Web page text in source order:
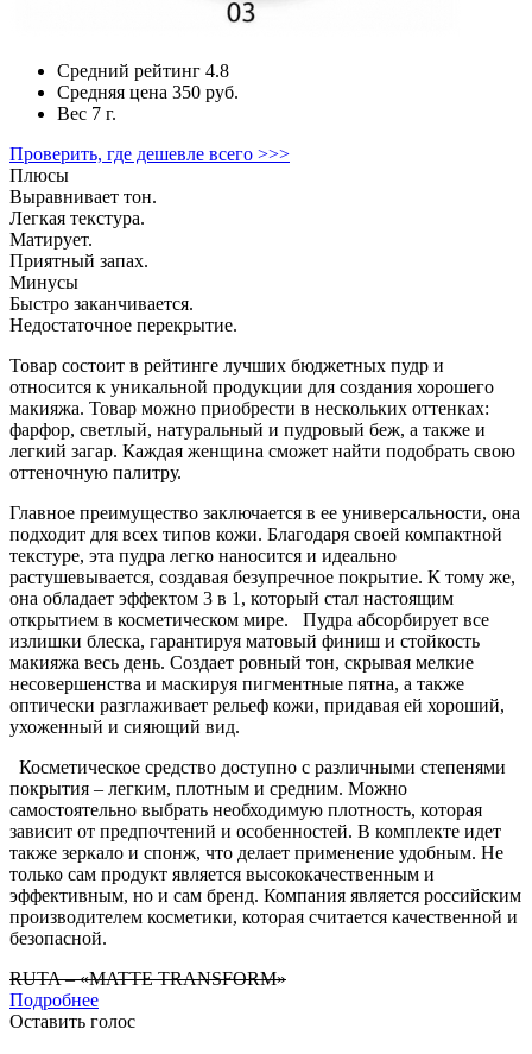
Средний рейтинг 4.8
Средняя цена 350 руб.
Вес 7 г.
Проверить, где дешевле всего >>>
Плюсы
Выравнивает тон.
Легкая текстура.
Матирует.
Приятный запах.
Минусы
Быстро заканчивается.
Недостаточное перекрытие.
Товар состоит в рейтинге лучших бюджетных пудр и
относится к уникальной продукции для создания хорошего
макияжа. Товар можно приобрести в нескольких оттенках:
фарфор, светлый, натуральный и пудровый беж, а также и
легкий загар. Каждая женщина сможет найти подобрать свою
оттеночную палитру.
Главное преимущество заключается в ее универсальности, она
подходит для всех типов кожи. Благодаря своей компактной
текстуре, эта пудра легко наносится и идеально
растушевывается, создавая безупречное покрытие. К тому же,
она обладает эффектом 3 в 1, который стал настоящим
открытием в косметическом мире. Пудра абсорбирует все
излишки блеска, гарантируя матовый финиш и стойкость
макияжа весь день. Создает ровный тон, скрывая мелкие
несовершенства и маскируя пигментные пятна, а также
оптически разглаживает рельеф кожи, придавая ей хороший,
ухоженный и сияющий вид.
Косметическое средство доступно с различными степенями
покрытия – легким, плотным и средним. Можно
самостоятельно выбрать необходимую плотность, которая
зависит от предпочтений и особенностей. В комплекте идет
также зеркало и спонж, что делает применение удобным. Не
только сам продукт является высококачественным и
эффективным, но и сам бренд. Компания является российским
производителем косметики, которая считается качественной и
безопасной.
RUTA – «MATTE TRANSFORM»
Подробнее
Оставить голос